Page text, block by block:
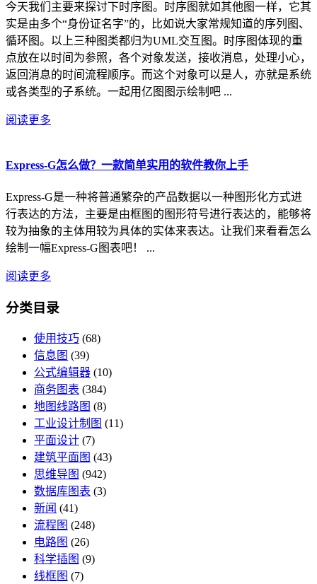
今天我们主要来探讨下时序图。时序图就如其他图一样，它其
实是由多个“身份证名字”的，比如说大家常规知道的序列图、
循环图。以上三种图类都归为UML交互图。时序图体现的重
点放在以时间为参照，各个对象发送，接收消息，处理小心，
返回消息的时间流程顺序。而这个对象可以是人，亦就是系统
或各类型的子系统。一起用亿图图示绘制吧 ...
阅读更多
Express-G怎么做？一款简单实用的软件教你上手
Express-G是一种将普通繁杂的产品数据以一种图形化方式进
行表达的方法，主要是由框图的图形符号进行表达的，能够将
较为抽象的主体用较为具体的实体来表达。让我们来看看怎么
绘制一幅Express-G图表吧！ ...
阅读更多
分类目录
使用技巧 (68)
信息图 (39)
公式编辑器 (10)
商务图表 (384)
地图线路图 (8)
工业设计制图 (11)
平面设计 (7)
建筑平面图 (43)
思维导图 (942)
数据库图表 (3)
新闻 (41)
流程图 (248)
电路图 (26)
科学插图 (9)
线框图 (7)